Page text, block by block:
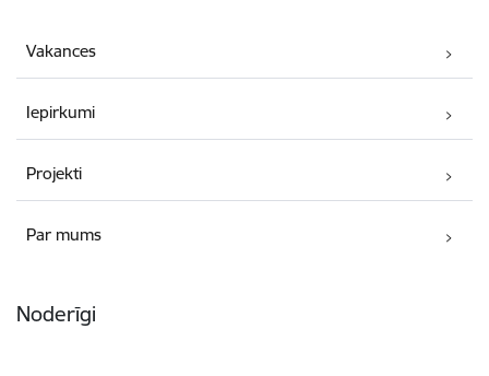
Vakances
Iepirkumi
Projekti
Par mums
Noderīgi